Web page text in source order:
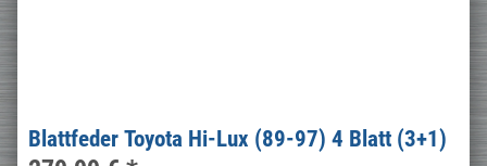
Blattfeder Toyota Hi-Lux (89-97) 4 Blatt (3+1)